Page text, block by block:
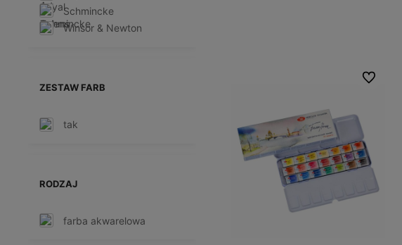
Schmincke
Winsor & Newton
ZESTAW FARB
tak
RODZAJ
farba akwarelowa
Do